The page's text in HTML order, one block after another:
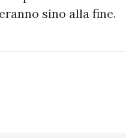
sino alla fine.